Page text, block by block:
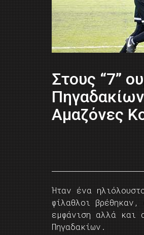
Στους “7”
Αμαζόνες
Ήταν ένα
φίλαθλοι
εμφάνιση αλλά και
Πηγαδακίων.